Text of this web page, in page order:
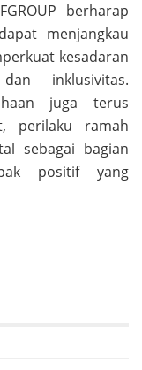
berharap
menjangkau
kesadaran
inklusivitas.
juga terus
perilaku ramah
sebagai bagian
positif yang